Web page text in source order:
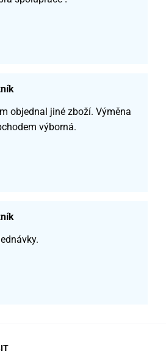
objednal jiné zboží. Výměna
výborná.